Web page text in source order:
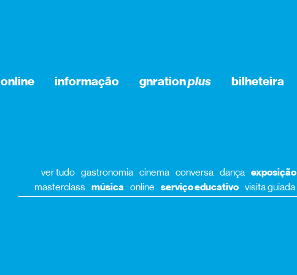
online informação gnrationplus bilheteira
ver tudo gastronomia cinema conversa dança exposição
masterclass música online serviço educativo visita guiada